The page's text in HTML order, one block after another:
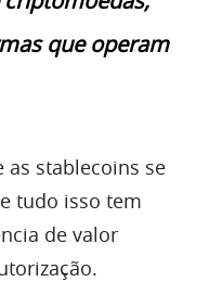
que operam
as stablecoins se
tudo isso tem
de valor